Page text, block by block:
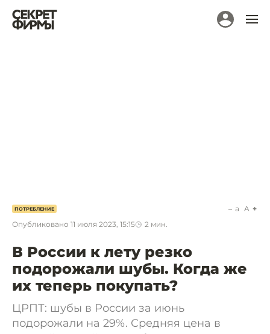
ПОТРЕБЛЕНИЕ
Опубликовано 11 июля 2023, 15:15 2 мин.
a A
В России к лету резко
подорожали шубы. Когда же
их теперь покупать?
ЦРПТ: шубы в России за июнь
подорожали на 29%. Средняя цена в